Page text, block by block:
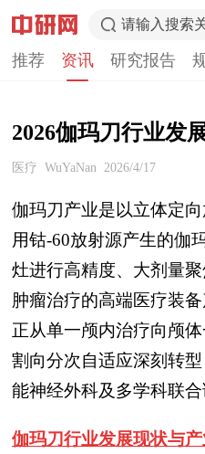
请输入搜索
推荐 资讯 研究报告
2026伽玛刀行业发
医疗 WuYaNan 2026/4/17
伽玛刀产业是以立体定
用钴-60放射源产生的伽
灶进行高精度、大剂量
肿瘤治疗的高端医疗装
正从单一颅内治疗向颅
割向分次自适应深刻转
能神经外科及多学科联合
伽玛刀行业发展现状与